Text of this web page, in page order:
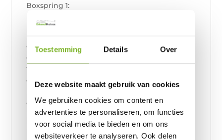
Toestemming Details Over
Deze website maakt gebruik van cookies
We gebruiken cookies om content en
advertenties te personaliseren, om functies
voor social media te bieden en om ons
websiteverkeer te analyseren. Ook delen
Boxspring 1:
Boxspring inc. ErkendMatras op maat
lichaamsbouw 120 x 200
Geen hoofdbord
Geen voetbord
1 kern matras 120 x 200 | EM3PM
Grijze houten L poot.
Premium stoffering Como Cream 1
Opberg zijkant 80 opberg, 40 vaste box. 30 cm
hoog
Incl. montage